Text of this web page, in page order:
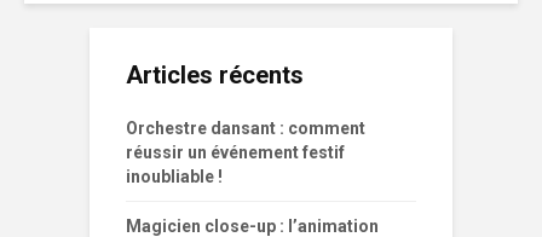
Articles récents
Orchestre dansant : comment
réussir un événement festif
inoubliable !
Magicien close-up : l’animation